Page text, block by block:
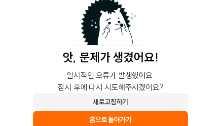
앗, 문제가 생겼어요!
일시적인 오류가 발생했어요.
잠시 후에 다시 시도해주시겠어요?
새로고침하기
홈으로 돌아가기